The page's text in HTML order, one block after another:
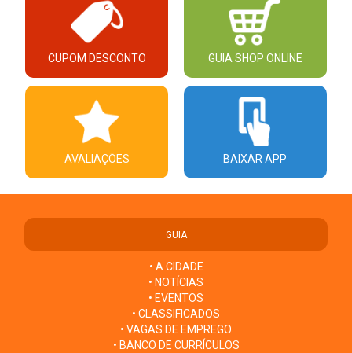
CUPOM DESCONTO GUIA SHOP ONLINE
AVALIAÇÕES BAIXAR APP
GUIA
• A CIDADE
• NOTÍCIAS
• EVENTOS
• CLASSIFICADOS
• VAGAS DE EMPREGO
• BANCO DE CURRÍCULOS